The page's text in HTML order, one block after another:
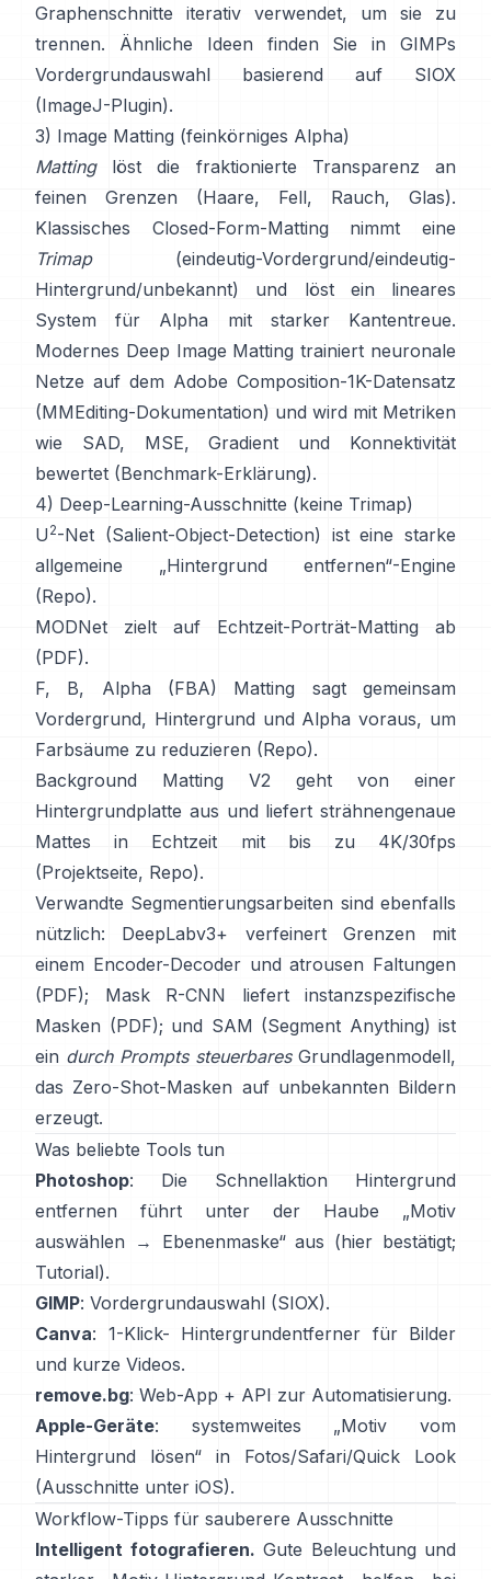
Graphenschnitte iterativ verwendet, um sie zu
trennen. Ähnliche Ideen finden Sie in GIMPs
Vordergrundauswahl basierend auf
SIOX
(ImageJ-Plugin).
3) Image Matting (feinkörniges Alpha)
Mattinglöst die fraktionierte Transparenz an
feinen Grenzen (Haare, Fell, Rauch, Glas).
Klassisches
Closed-Form-Matting
nimmt eine
Trimap(eindeutig-Vordergrund/eindeutig-
Hintergrund/unbekannt) und löst ein lineares
System für Alpha mit starker Kantentreue.
Modernes Deep Image Matting trainiert neuronale
Netze auf dem Adobe Composition-1K-Datensatz
(MMEditing-Dokumentation) und wird mit Metriken
wie
SAD, MSE, Gradient und Konnektivität
bewertet (Benchmark-Erklärung).
4) Deep-Learning-Ausschnitte (keine Trimap)
U 2-Net (Salient-Object-Detection) ist eine starke
allgemeine „Hintergrund entfernen“-Engine
(Repo).
MODNet zielt auf Echtzeit-Porträt-Matting ab
(PDF).
F, B, Alpha (FBA) Matting sagt gemeinsam
Vordergrund, Hintergrund und Alpha voraus, um
Farbsäume zu reduzieren (Repo).
Background Matting V2 geht von einer
Hintergrundplatte aus und liefert strähnengenaue
Mattes in Echtzeit mit bis zu 4K/30fps
(Projektseite, Repo).
Verwandte Segmentierungsarbeiten sind ebenfalls
nützlich:
DeepLabv3+ verfeinert Grenzen mit
einem Encoder-Decoder und atrousen Faltungen
(PDF); Mask R-CNN liefert instanzspezifische
Masken (PDF); und SAM (Segment Anything) ist
ein durch Prompts steuerbaresGrundlagenmodell,
das Zero-Shot-Masken auf unbekannten Bildern
erzeugt.
Was beliebte Tools tun
Photoshop: Die Schnellaktion Hintergrund
entfernen führt unter der Haube „Motiv
auswählen → Ebenenmaske“ aus (hier bestätigt;
Tutorial).
GIMP: Vordergrundauswahl (SIOX).
Canva: 1-Klick- Hintergrundentferner für Bilder
und kurze Videos.
remove.bg: Web-App + API zur Automatisierung.
Apple-Geräte: systemweites „Motiv vom
Hintergrund lösen“ in Fotos/Safari/Quick Look
(Ausschnitte unter iOS).
Workflow-Tipps für sauberere Ausschnitte
Intelligent fotografieren. Gute Beleuchtung und